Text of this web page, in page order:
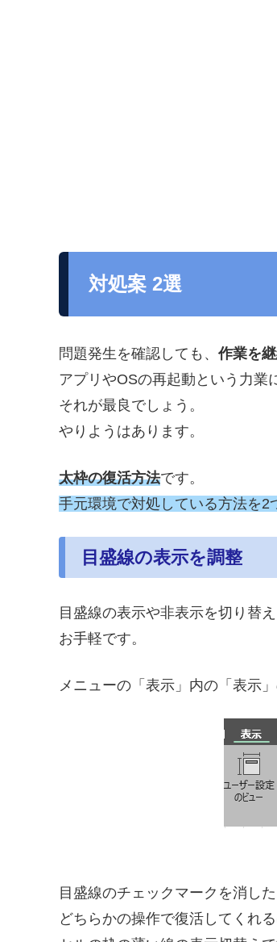
対処案 2選
問題発生を確認しても、 作業を
アプリやOSの再起動という力業
それが最良でしょう。
やりようはあります。
太枠の復活方法です。
手元環境で対処している方法を2
目盛線の表示を調整
目盛線の表示や非表示を切り替
お手軽です。
メニューの「表示」内の「表示
目盛線のチェックマークを消し
どちらかの操作で復活してくれる